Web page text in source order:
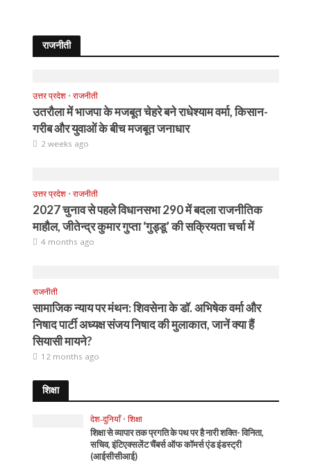
राजनीती
उत्तर प्रदेश • राजनीती
उतरौला में भाजपा के मजबूत चेहरे बने राधेश्याम वर्मा, किसान-
गरीब और युवाओं के बीच मजबूत जनाधार
2 weeks ago
उत्तर प्रदेश • राजनीती
2027 चुनाव से पहले विधानसभा 290 में बदला राजनीतिक
माहौल, जीतेन्द्र कुमार गुप्ता ‘गुड्डू’ की सक्रियता चर्चा में
4 months ago
राजनीती
सामाजिक न्याय पर मंथन: शिवसेना के डॉ. अभिषेक वर्मा और
निषाद पार्टी अध्यक्ष संजय निषाद की मुलाकात, जानें क्या हैं
सियासी मायने?
12 months ago
शिक्षा
देश-दुनियाँ • शिक्षा
शिक्षा से व्यापार तक प्रगति के पथ पर है नारी शक्ति- विनिता,
सचिव, इंटिएक्सलेंट चैंबर्स ऑफ कॉमर्स एंड इंडस्ट्री
(आईसीसीआई)